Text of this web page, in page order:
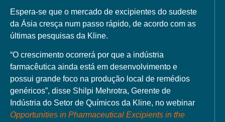
Espera-se que o mercado de excipientes do sudeste
da Ásia cresça num passo rápido, de acordo com as
últimas pesquisas da Kline.
“O crescimento ocorrerá por que a indústria
farmacêutica ainda está em desenvolvimento e
possui grande foco na produção local de remédios
genéricos”, disse Shilpi Mehrotra, Gerente de
Indústria do Setor de Químicos da Kline, no webinar
Opportunities in Pharmaceutical Excipients in the